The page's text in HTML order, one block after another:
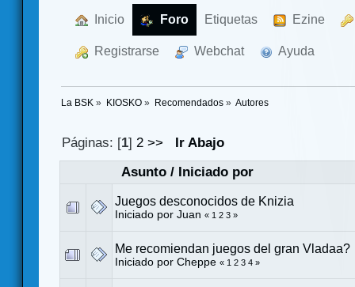
Inicio Foro Etiquetas Ezine
Registrarse Webchat Ayuda
La BSK » KIOSKO» Recomendados» Autores
Páginas: [1]2 >>
Ir Abajo
Asunto/ Iniciado por
Juegos desconocidos de Knizia
Iniciado por Juan « 1 2 3 »
Me recomiendan juegos del gran Vladaa?
Iniciado por Cheppe « 1 2 3 4 »